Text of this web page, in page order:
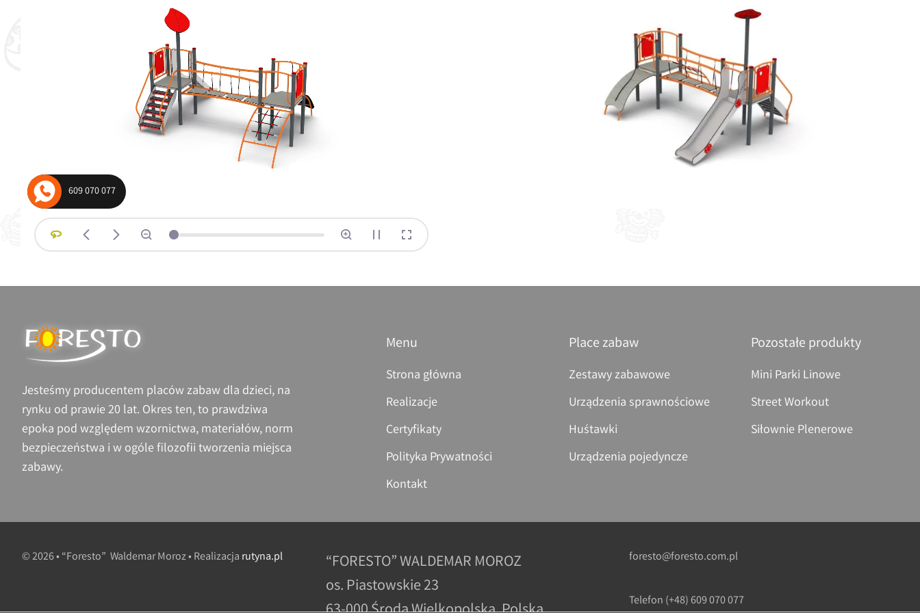
Jesteśmy producentem placów zabaw dla dzieci, na
rynku od prawie 20 lat. Okres ten, to prawdziwa
epoka pod względem wzornictwa, materiałów, norm
bezpieczeństwa i w ogóle filozofii tworzenia miejsca
zabawy.
Menu
Strona główna
Realizacje
Certyfikaty
Polityka Prywatności
Kontakt
Place zabaw
Zestawy zabawowe
Urządzenia sprawnościowe
Huśtawki
Urządzenia pojedyncze
Pozostałe produkty
Mini Parki Linowe
Street Workout
Siłownie Plenerowe
© 2026 • “Foresto” Waldemar Moroz • Realizacja rutyna.pl
“FORESTO” WALDEMAR MOROZ
os. Piastowskie 23
foresto@foresto.com.pl
Telefon (+48) 609 070 077
609 070 077